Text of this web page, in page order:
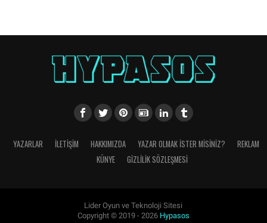
YAZARLAR İLETIŞIM HAKKIMIZDA YAZAR OLMAK İSTER MISINIZ?
REKLAM
KÜNYE
GIZLILIK SÖZLEŞMESI
Lider Oyun ve Teknoloji Sitesi
Copyright © 2019 - 2026 Hypasos